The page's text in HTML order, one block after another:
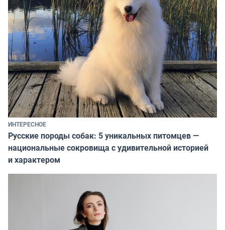
ИНТЕРЕСНОЕ
Русские породы собак: 5 уникальных питомцев —
национальные сокровища с удивительной историей
и характером